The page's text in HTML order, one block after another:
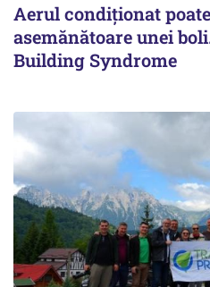
Aerul condiționat
asemănătoare unei
Building Syndrome